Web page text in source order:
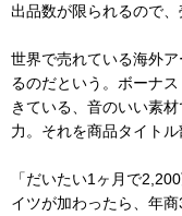
出品数が限られるので、
世界で売れている海外
るのだという。ボーナ
きている、音のいい素
力。それを商品タイト
「だいたい1ヶ月で
イツが加わったら、年